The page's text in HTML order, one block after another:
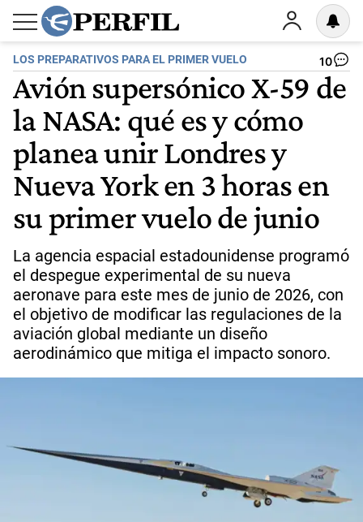
LOS PREPARATIVOS PARA EL PRIMER VUELO 10
Avión supersónico X-59 de
la NASA: qué es y cómo
planea unir Londres y
Nueva York en 3 horas en
su primer vuelo de junio
La agencia espacial estadounidense programó
el despegue experimental de su nueva
aeronave para este mes de junio de 2026, con
el objetivo de modificar las regulaciones de la
aviación global mediante un diseño
aerodinámico que mitiga el impacto sonoro.